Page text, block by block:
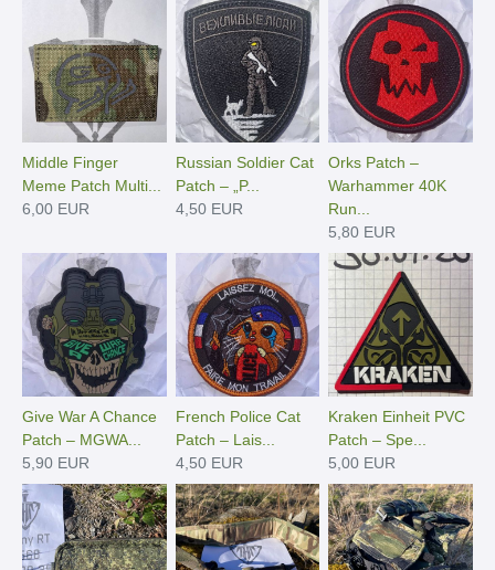
Middle Finger
Meme Patch Multi...
6,00 EUR
Russian Soldier Cat
Patch – „P...
4,50 EUR
Orks Patch –
Warhammer 40K
Run...
5,80 EUR
Give War A Chance
Patch – MGWA...
5,90 EUR
French Police Cat
Patch – Lais...
4,50 EUR
Kraken Einheit PVC
Patch – Spe...
5,00 EUR